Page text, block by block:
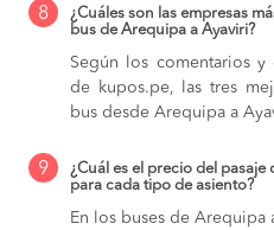
8
¿Cuáles son las empresas
bus de Arequipa a Ayaviri?
Según los comentarios y
de kupos.pe, las tres
bus desde Arequipa a
9
¿Cuál es el precio del
para cada tipo de asiento?
En los buses de Arequipa